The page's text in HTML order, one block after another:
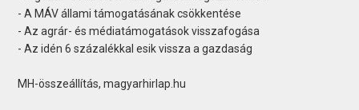
- A MÁV állami támogatásának csökkentése
- Az agrár- és médiatámogatások visszafogása
- Az idén 6 százalékkal esik vissza a gazdaság
MH-összeállítás, magyarhirlap.hu